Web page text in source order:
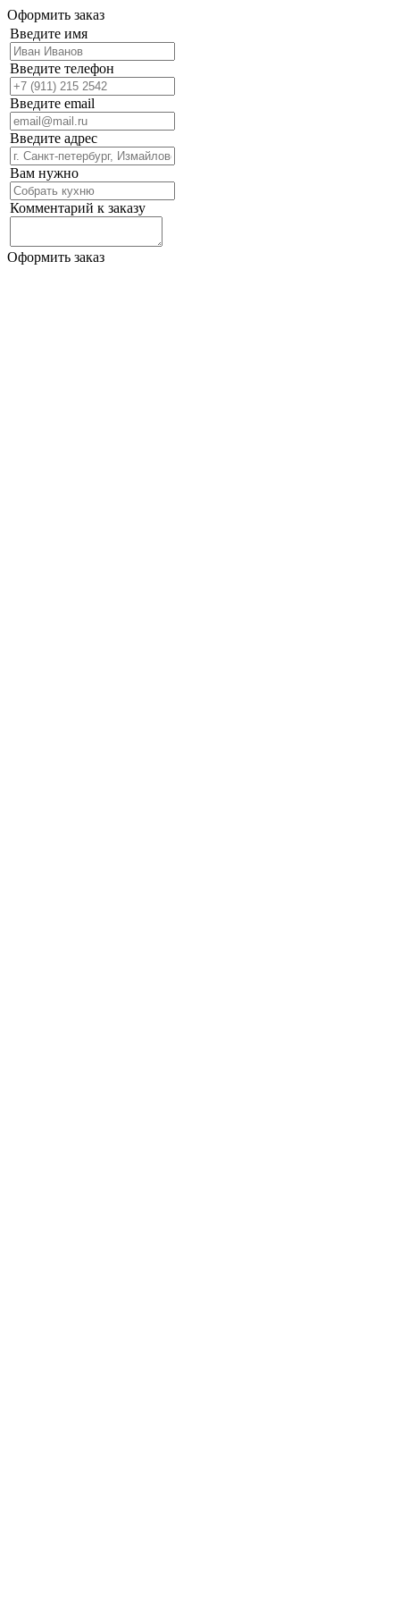
Оформить заказ
Введите имя
Введите телефон
Введите email
Введите адрес
Вам нужно
Комментарий к заказу
Оформить заказ